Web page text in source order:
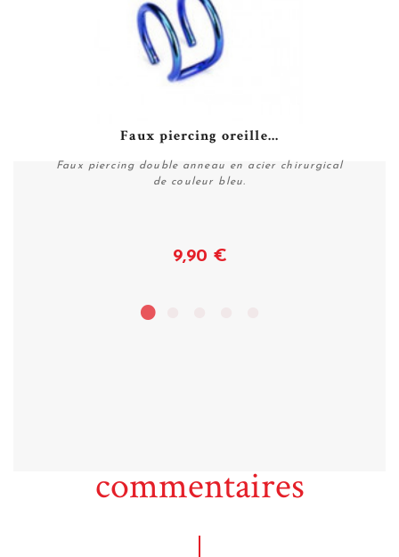
Faux piercing oreille...
Faux piercing double anneau en acier chirurgical
de couleur bleu.
9,90 €
commentaires